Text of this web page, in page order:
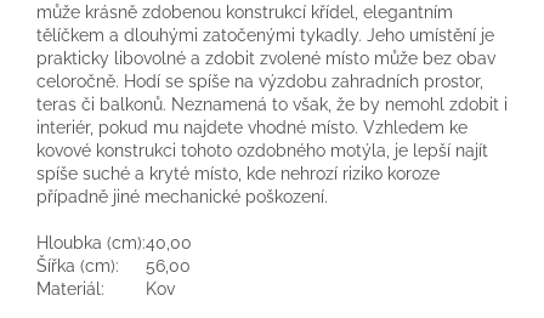
může krásně zdobenou konstrukcí křídel, elegantním
tělíčkem a dlouhými zatočenými tykadly. Jeho umístění je
prakticky libovolné a zdobit zvolené místo může bez obav
celoročně. Hodí se spíše na výzdobu zahradních prostor,
teras či balkonů. Neznamená to však, že by nemohl zdobit i
interiér, pokud mu najdete vhodné místo. Vzhledem ke
kovové konstrukci tohoto ozdobného motýla, je lepší najít
spíše suché a kryté místo, kde nehrozí riziko koroze
případně jiné mechanické poškození.
Hloubka (cm):40,00
Šířka (cm):
56,00
Materiál:
Kov